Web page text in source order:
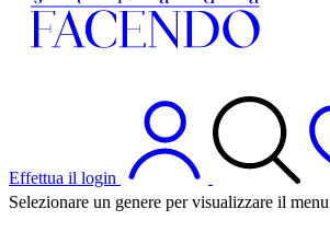
Effettua il login
Selezionare un genere per visualizzare il menu